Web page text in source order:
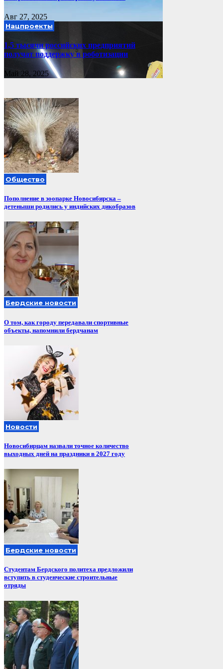
Авг 27, 2025
Нацпроекты
1,5 тысячи российских предприятий
получат поддержку в роботизации
Май 28, 2025
Общество
Пополнение в зоопарке Новосибирска –
детеныши родились у индийских дикобразов
Бердские новости
О том, как городу передавали спортивные
объекты, напомнили бердчанам
Новости
Новосибирцам назвали точное количество
выходных дней на праздники в 2027 году
Бердские новости
Студентам Бердского политеха предложили
вступить в студенческие строительные
отряды